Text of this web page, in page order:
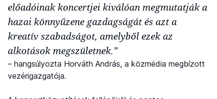
előadóinak koncertjei kiválóan megmutatják a
hazai könnyűzene gazdagságát és azt a
kreatív szabadságot, amelyből ezek az
alkotások megszületnek.”
– hangsúlyozta Horváth András, a közmédia megbízott
vezérigazgatója.